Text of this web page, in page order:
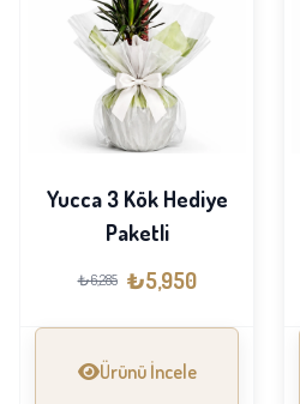
Yucca 3 Kök Hediye
Paketli
₺6,285 ₺5,950
Ürünü İncele